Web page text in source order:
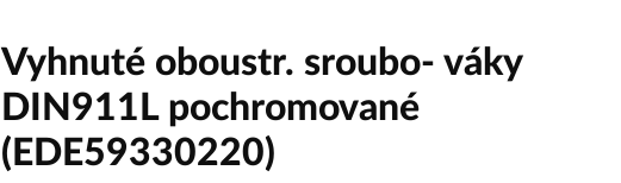
Vyhnuté oboustr. sroubo- váky
DIN911L pochromované
(EDE59330220)